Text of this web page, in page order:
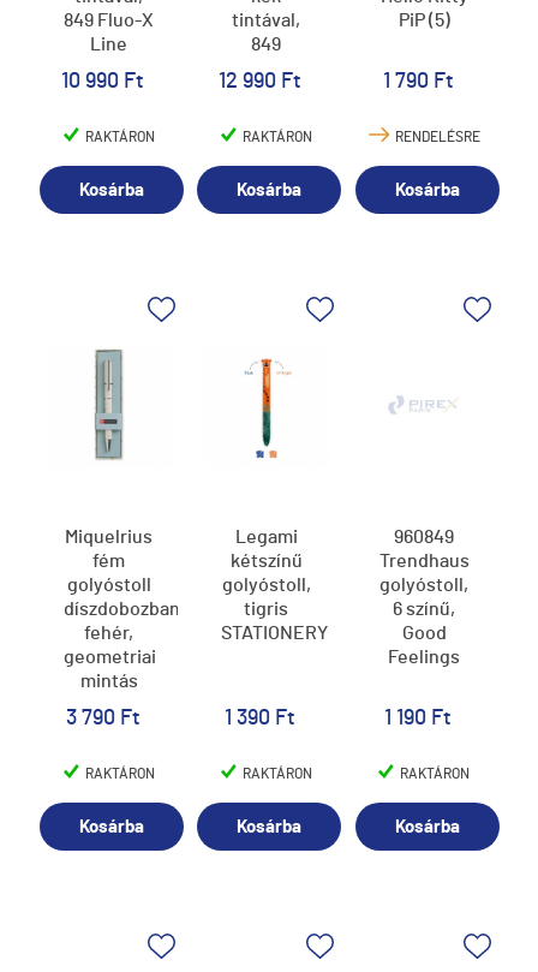
849 Fluo-X
Line
10 990 Ft
RAKTÁRON
Kosárba
tintával,
849
Colormat-
X Line
12 990 Ft
RAKTÁRON
Kosárba
PiP (5)
1 790 Ft
RENDELÉSRE
Kosárba
Miquelrius
fém
golyóstoll
díszdobozban,
fehér,
geometriai
mintás
3 790 Ft
RAKTÁRON
Kosárba
Legami
kétszínű
golyóstoll,
tigris
STATIONERY
1 390 Ft
RAKTÁRON
Kosárba
960849
Trendhaus
golyóstoll,
6 színű,
Good
Feelings
1 190 Ft
RAKTÁRON
Kosárba